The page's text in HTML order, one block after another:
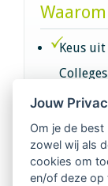
Keus uit
Colleges
regio's
Jouw
Om je de
zowel wij als
cookies om
en/of deze op